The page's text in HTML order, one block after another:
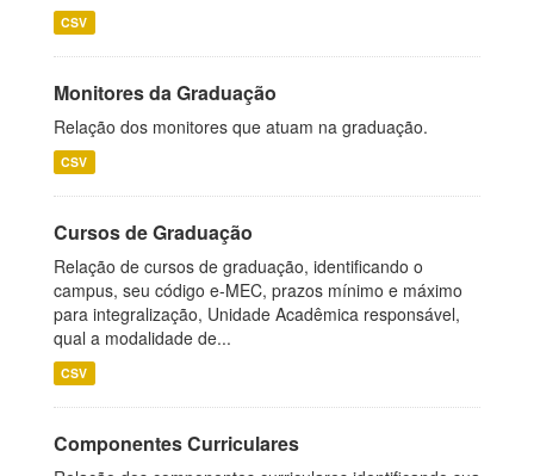
CSV
Monitores da Graduação
Relação dos monitores que atuam na graduação.
CSV
Cursos de Graduação
Relação de cursos de graduação, identificando o
campus, seu código e-MEC, prazos mínimo e máximo
para integralização, Unidade Acadêmica responsável,
qual a modalidade de...
CSV
Componentes Curriculares